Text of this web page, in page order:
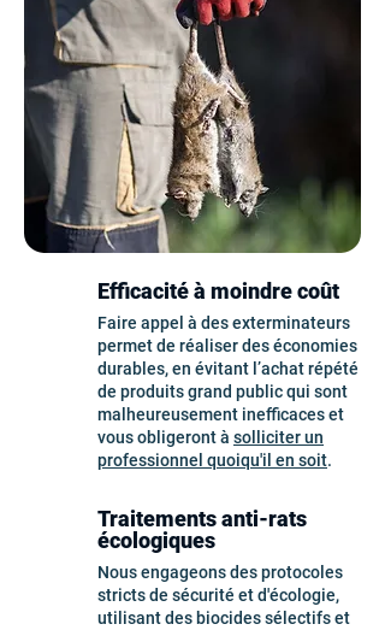
Efficacité à moindre coût
Faire appel à des exterminateurs
permet de réaliser des économies
durables, en évitant l’achat répété
de produits grand public qui sont
malheureusement inefficaces et
vous obligeront à solliciter un
professionnel quoiqu'il en soit.
Traitements anti-rats
écologiques
Nous engageons des protocoles
stricts de sécurité et d'écologie,
utilisant des biocides sélectifs et